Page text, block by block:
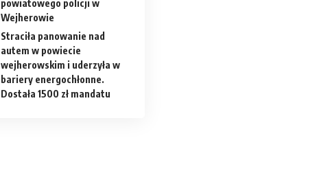
powiatowego policji w
Wejherowie
Straciła panowanie nad
autem w powiecie
wejherowskim i uderzyła w
bariery energochłonne.
Dostała 1500 zł mandatu